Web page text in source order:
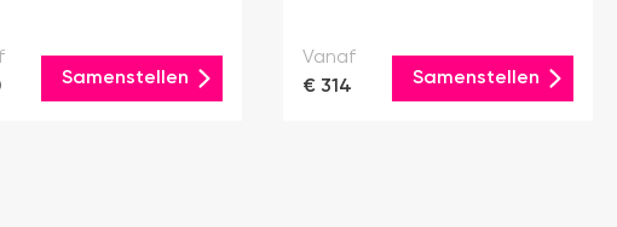
Samenstellen
Vanaf
€ 314
Samenstellen